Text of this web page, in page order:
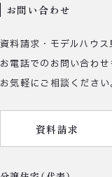
お問い合わせ
資料請求・モデルハウス
お電話でのお問い合わせ
お気軽にご相談ください
資料請求